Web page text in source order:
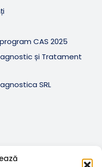
CAS 2025
și Tratament
SRL